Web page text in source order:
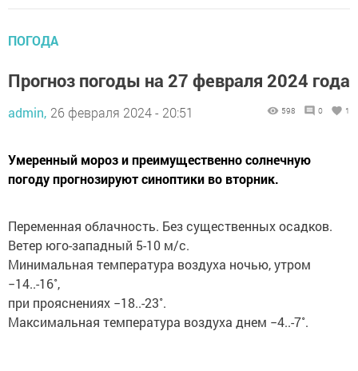
ПОГОДА
Прогноз погоды на 27 февраля 2024 года
admin, 26 февраля 2024 - 20:51 598 0 1
Умеренный мороз и преимущественно солнечную
погоду прогнозируют синоптики во вторник.
Переменная облачность. Без существенных осадков.
Ветер юго-западный 5-10 м/с.
Минимальная температура воздуха ночью, утром
−14..-16˚,
при прояснениях −18..-23˚.
Максимальная температура воздуха днем −4..-7˚.